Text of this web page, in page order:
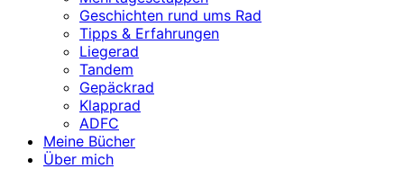
Geschichten rund ums Rad
Tipps & Erfahrungen
Liegerad
Tandem
Gepäckrad
Klapprad
ADFC
Meine Bücher
Über mich